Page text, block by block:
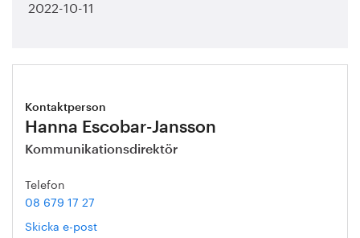
2022-10-11
Kontaktperson
Hanna Escobar-Jansson
Kommunikationsdirektör
Telefon
08 679 17 27
Skicka e-post